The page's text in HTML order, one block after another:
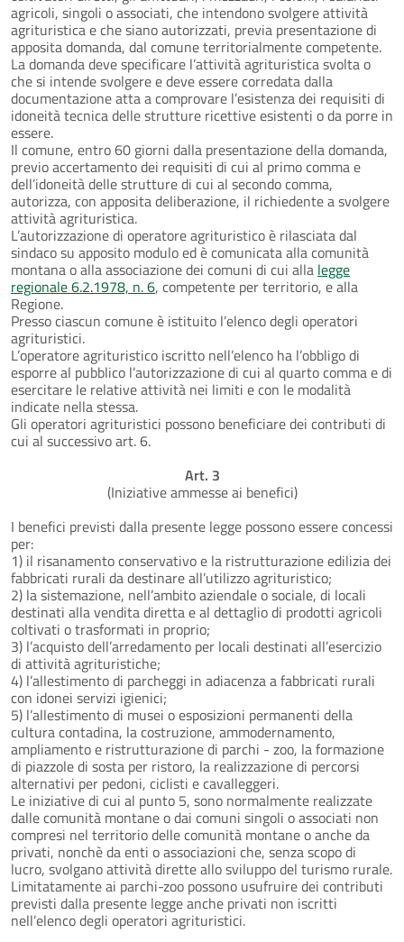
agricoli, singoli o associati, che intendono svolgere attività
agrituristica e che siano autorizzati, previa presentazione di
apposita domanda, dal comune territorialmente competente.
La domanda deve specificare l’attività agrituristica svolta o
che si intende svolgere e deve essere corredata dalla
documentazione atta a comprovare l’esistenza dei requisiti di
idoneità tecnica delle strutture ricettive esistenti o da porre in
essere.
Il comune, entro 60 giorni dalla presentazione della domanda,
previo accertamento dei requisiti di cui al primo comma e
dell’idoneità delle strutture di cui al secondo comma,
autorizza, con apposita deliberazione, il richiedente a svolgere
attività agrituristica.
L’autorizzazione di operatore agrituristico è rilasciata dal
sindaco su apposito modulo ed è comunicata alla comunità
montana o alla associazione dei comuni di cui alla legge
regionale 6.2.1978, n. 6, competente per territorio, e alla
Regione.
Presso ciascun comune è istituito l’elenco degli operatori
agrituristici.
L’operatore agrituristico iscritto nell’elenco ha l’obbligo di
esporre al pubblico l’autorizzazione di cui al quarto comma e di
esercitare le relative attività nei limiti e con le modalità
indicate nella stessa.
Gli operatori agrituristici possono beneficiare dei contributi di
cui al successivo art. 6.
Art. 3
(Iniziative ammesse ai benefici)
I benefici previsti dalla presente legge possono essere concessi
per:
1) il risanamento conservativo e la ristrutturazione edilizia dei
fabbricati rurali da destinare all’utilizzo agrituristico;
2) la sistemazione, nell’ambito aziendale o sociale, di locali
destinati alla vendita diretta e al dettaglio di prodotti agricoli
coltivati o trasformati in proprio;
3) l’acquisto dell’arredamento per locali destinati all’esercizio
di attività agrituristiche;
4) l’allestimento di parcheggi in adiacenza a fabbricati rurali
con idonei servizi igienici;
5) l’allestimento di musei o esposizioni permanenti della
cultura contadina, la costruzione, ammodernamento,
ampliamento e ristrutturazione di parchi - zoo, la formazione
di piazzole di sosta per ristoro, la realizzazione di percorsi
alternativi per pedoni, ciclisti e cavalleggeri.
Le iniziative di cui al punto 5, sono normalmente realizzate
dalle comunità montane o dai comuni singoli o associati non
compresi nel territorio delle comunità montane o anche da
privati, nonchè da enti o associazioni che, senza scopo di
lucro, svolgano attività dirette allo sviluppo del turismo rurale.
Limitatamente ai parchi-zoo possono usufruire dei contributi
previsti dalla presente legge anche privati non iscritti
nell’elenco degli operatori agrituristici.